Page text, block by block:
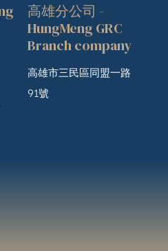
高雄分公司 -
HungMeng GRC
Branch company
高雄市三民區同盟一路
91號